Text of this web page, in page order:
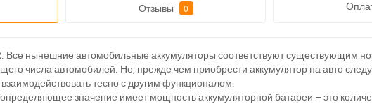
Отзывы 0
Все нынешние автомобильные аккумуляторы соответствуют существующим
числа автомобилей. Но, прежде чем приобрести аккумулятор на авто
тесно с другим функционалом.
значение имеет мощность аккумуляторной батареи – это